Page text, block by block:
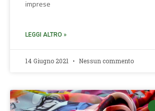
imprese
LEGGI ALTRO »
14 Giugno 2021 Nessun commento